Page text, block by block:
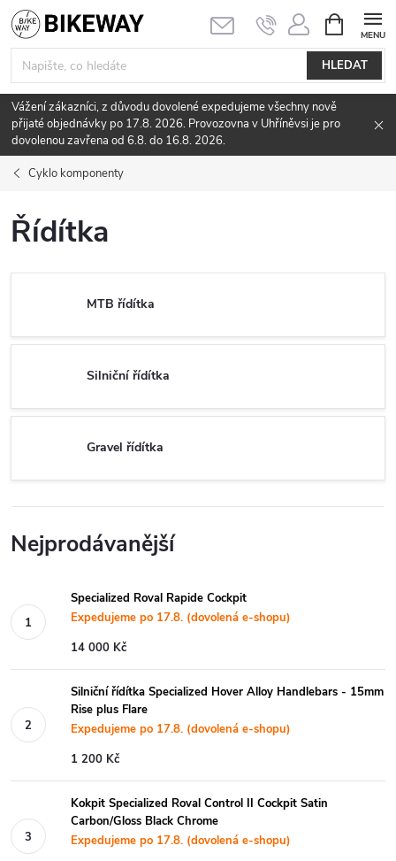
Přejít
na
obsah
HLEDAT
NÁKUPNÍ
KOŠÍK
Vážení zákazníci, z důvodu dovolené expedujeme všechny nově
přijaté objednávky po 17.8. 2026. Provozovna v Uhříněvsi je pro
dovolenou zavřena od 6.8. do 16.8. 2026.
Cyklo komponenty
Řídítka
MTB řídítka
Silniční řídítka
Gravel řídítka
Nejprodávanější
Specialized Roval Rapide Cockpit
Expedujeme po 17.8. (dovolená e-shopu)
14 000 Kč
Silniční řídítka Specialized Hover Alloy Handlebars - 15mm
Rise plus Flare
Expedujeme po 17.8. (dovolená e-shopu)
1 200 Kč
Kokpit Specialized Roval Control II Cockpit Satin
Carbon/Gloss Black Chrome
Expedujeme po 17.8. (dovolená e-shopu)